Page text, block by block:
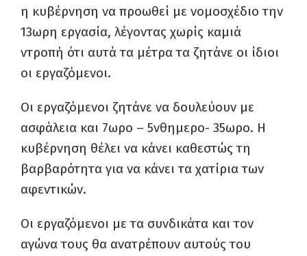
η κυβέρνηση να προωθεί με νομοσχέδιο την
13ωρη εργασία, λέγοντας χωρίς καμιά
ντροπή ότι αυτά τα μέτρα τα ζητάνε οι ίδιοι
οι εργαζόμενοι.
Οι εργαζόμενοι ζητάνε να δουλεύουν με
ασφάλεια και 7ωρο – 5νθημερο- 35ωρο. Η
κυβέρνηση θέλει να κάνει καθεστώς τη
βαρβαρότητα για να κάνει τα χατίρια των
αφεντικών.
Οι εργαζόμενοι με τα συνδικάτα και τον
αγώνα τους θα ανατρέπουν αυτούς του